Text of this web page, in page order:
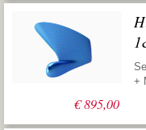
€895,00
+